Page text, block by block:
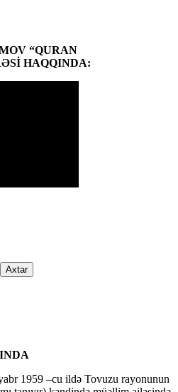
“QURAN
HAQQINDA:
1959 –cu ildə Tovuzu rayonunun